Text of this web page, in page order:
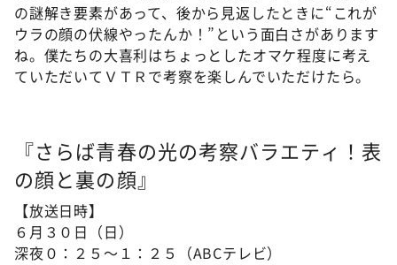
の謎解き要素があって、後から見返したときに“これが
ウラの顔の伏線やったんか！”という面白さがあります
ね。僕たちの大喜利はちょっとしたオマケ程度に考え
ていただいてＶＴＲで考察を楽しんでいただけたら。
『さらば青春の光の考察バラエティ！表
の顔と裏の顔』
【放送日時】
６月３０日（日）
深夜０：２５～１：２５（ABCテレビ）